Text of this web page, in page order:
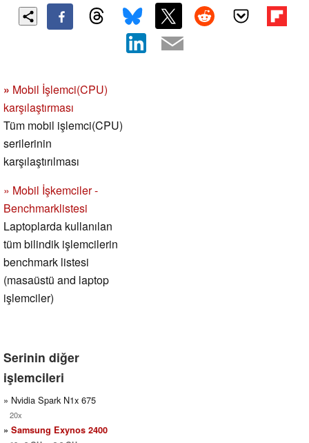
» Mobil İşlemci(CPU)
karşılaştırması
Tüm mobil işlemci(CPU)
serilerinin
karşılaştırılması
» Mobil İşkemciler -
Benchmarklistesi
Laptoplarda kullanılan
tüm bilindik işlemcilerin
benchmark listesi
(masaüstü and laptop
işlemciler)
Serinin diğer
işlemcileri
» Nvidia Spark N1x 675
20x
» Samsung Exynos 2400